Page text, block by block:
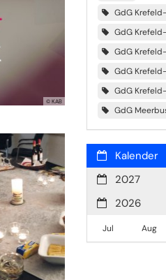
© KAB
GdG
GdG
GdG
GdG
GdG
GdG
Kalender
2027
2026
Jul Aug